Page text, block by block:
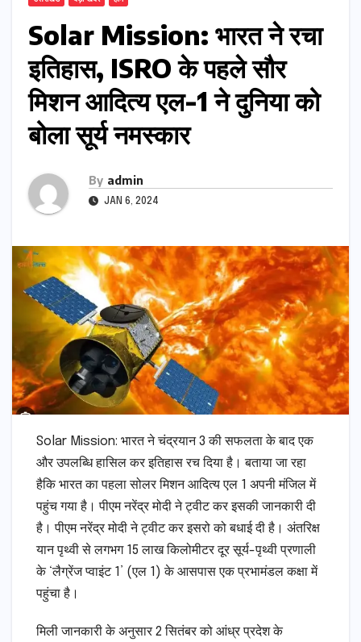
Solar Mission: भारत ने रचा
इतिहास, ISRO के पहले सौर
मिशन आदित्य एल-1 ने दुनिया को
बोला सूर्य नमस्कार
By admin
JAN 6, 2024
Solar Mission: भारत ने चंद्रयान 3 की सफलता के बाद एक
और उपलब्धि हासिल कर इतिहास रच दिया है। बताया जा रहा
हैकि भारत का पहला सोलर मिशन आदित्य एल 1 अपनी मंजिल में
पहुंच गया है। पीएम नरेंद्र मोदी ने ट्वीट कर इसकी जानकारी दी
है। पीएम नरेंद्र मोदी ने ट्वीट कर इसरो को बधाई दी है। अंतरिक्ष
यान पृथ्वी से लगभग 15 लाख किलोमीटर दूर सूर्य-पृथ्वी प्रणाली
के ‘लैग्रेंज प्वाइंट 1’ (एल 1) के आसपास एक प्रभामंडल कक्षा में
पहुंचा है।
मिली जानकारी के अनुसार 2 सितंबर को आंध्र प्रदेश के